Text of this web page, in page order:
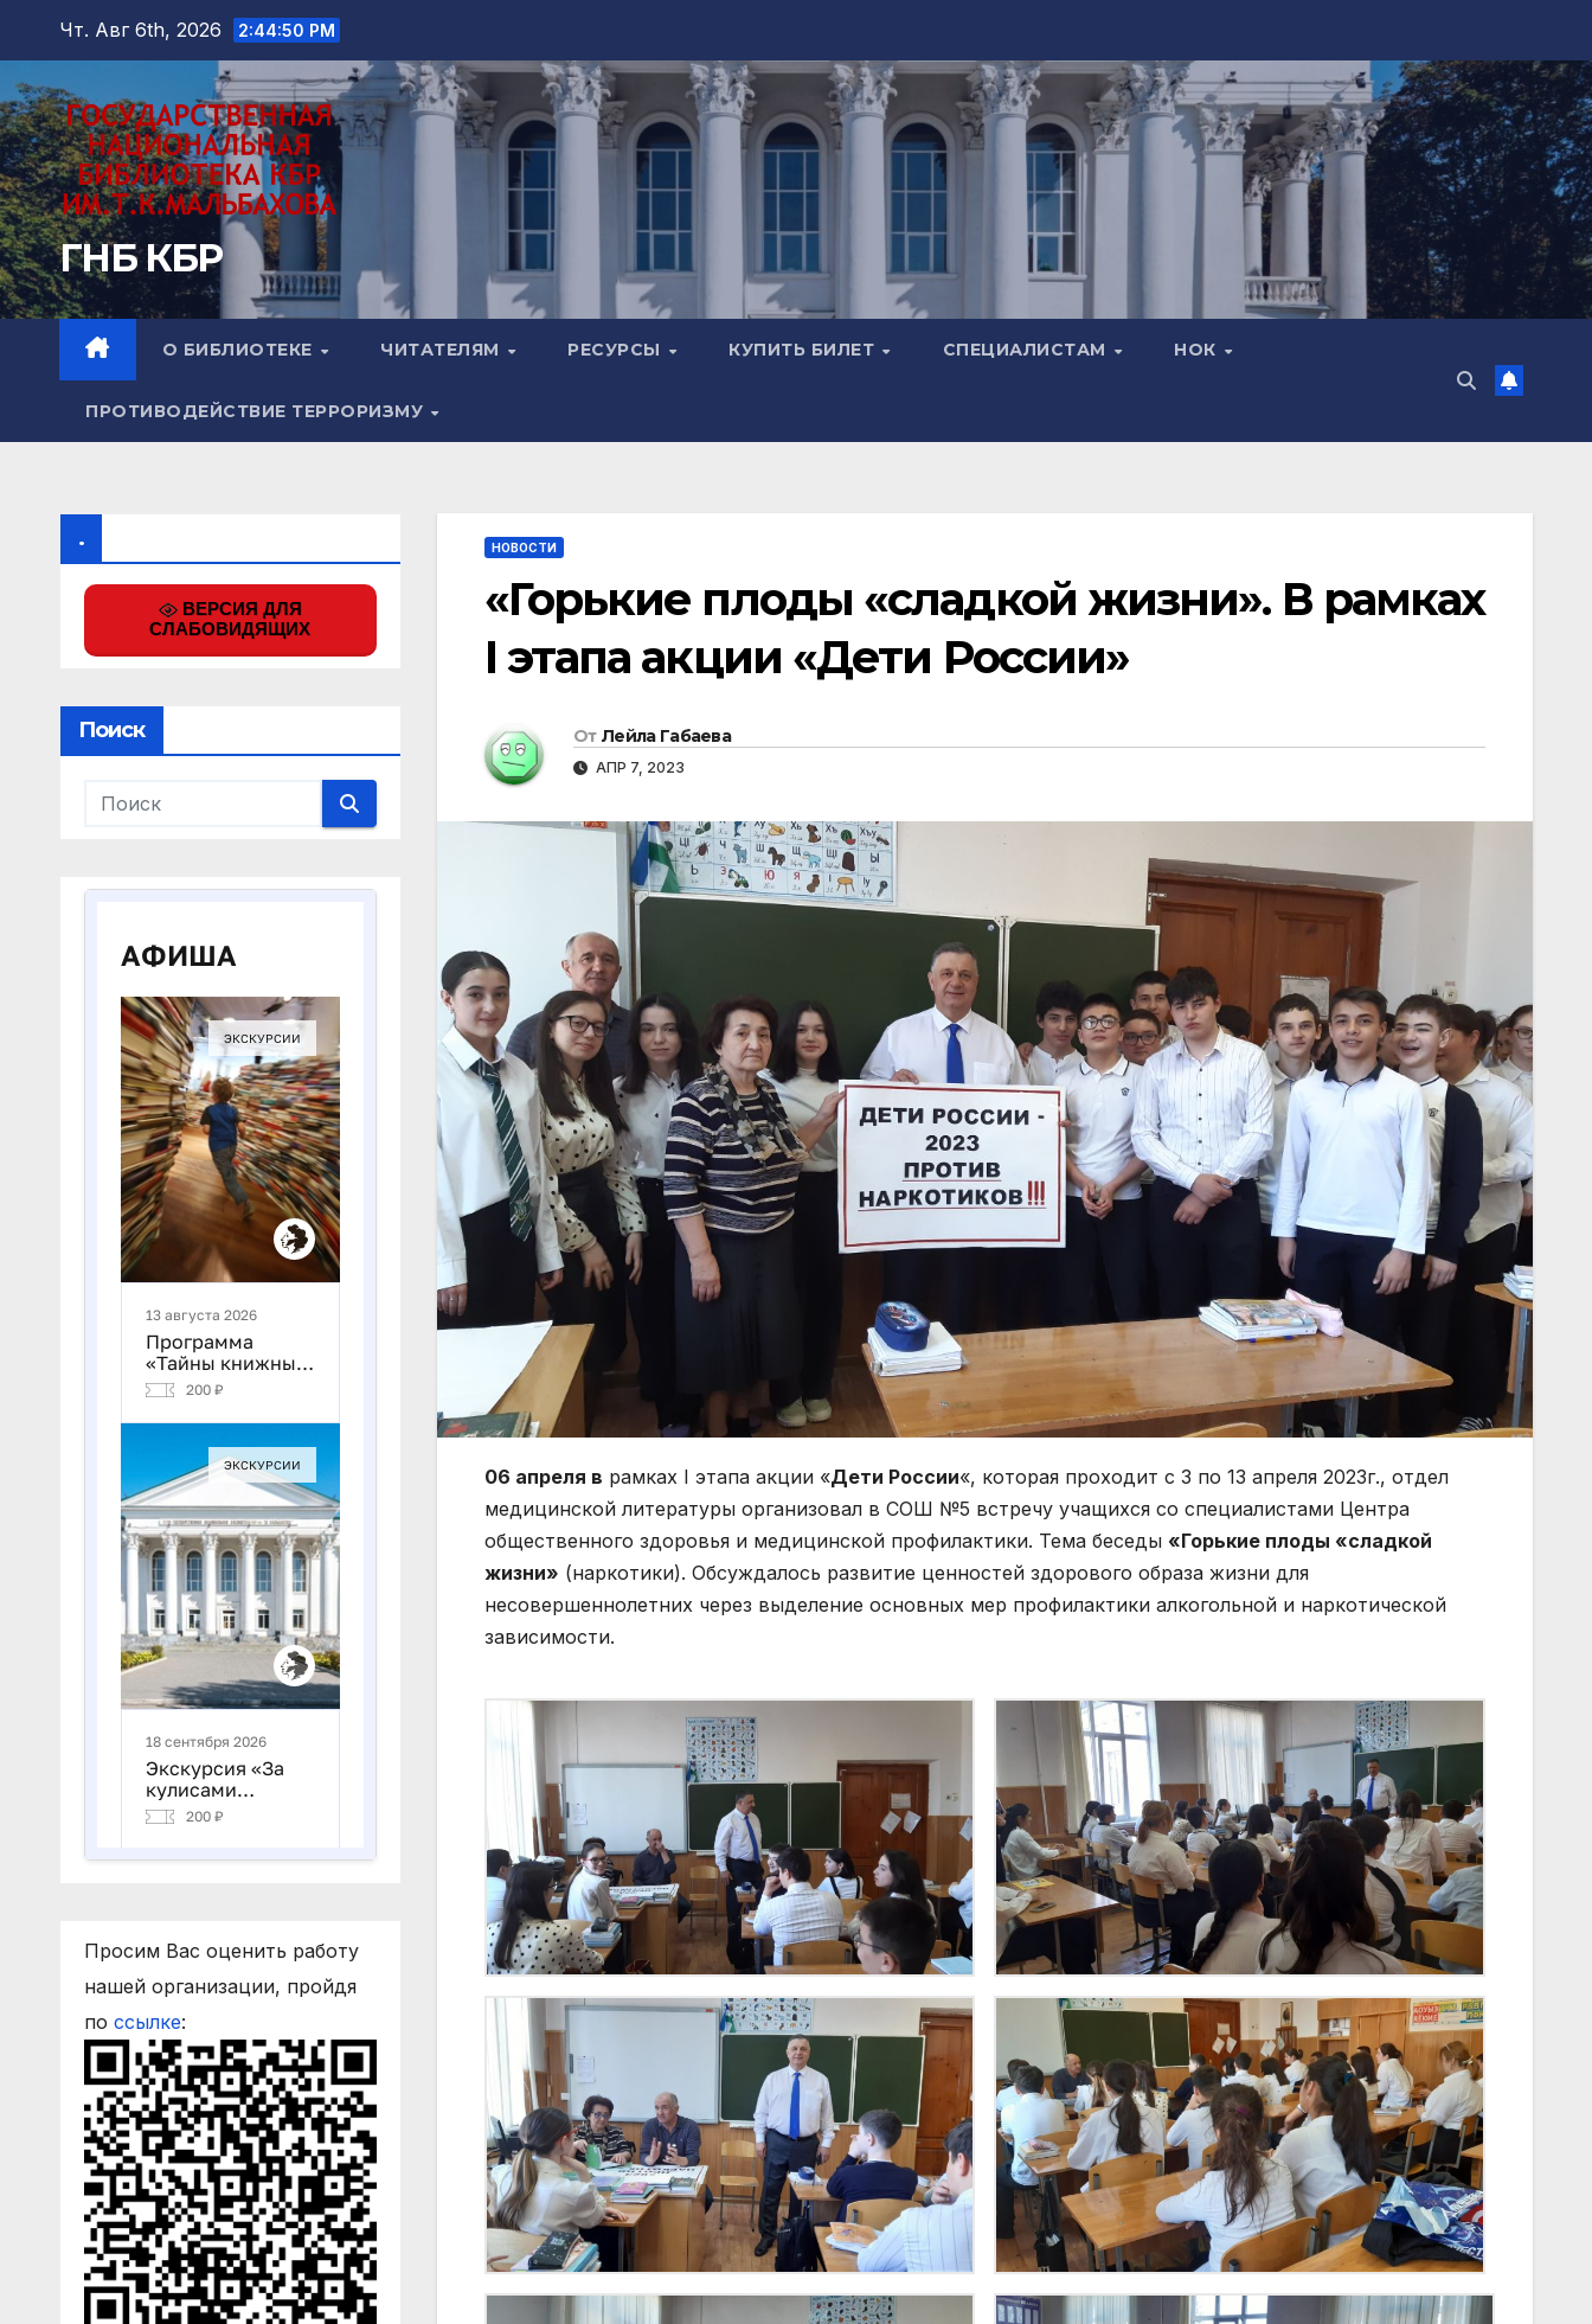
Перейти
содержимому
Чт. Авг 6th, 2026 2:44:52 PM
ГНБ КБР
О БИБЛИОТЕКЕ ЧИТАТЕЛЯМ РЕСУРСЫ КУПИТЬ БИЛЕТ СПЕЦИАЛИСТАМ НОК
ПРОТИВОДЕЙСТВИЕ ТЕРРОРИЗМУ
.
ВЕРСИЯ ДЛЯ
СЛАБОВИДЯЩИХ
Поиск
Просим Вас оценить работу
нашей организации, пройдя
по ссылке:
НОВОСТИ
«Горькие плоды «сладкой жизни». В рамках
I этапа акции «Дети России»
От Лейла Габаева
АПР 7, 2023
06 апреля в рамках I этапа акции «Дети России«, которая проходит с 3 по 13 апреля 2023г., отдел
медицинской литературы организовал в СОШ №5 встречу учащихся со специалистами Центра
общественного здоровья и медицинской профилактики. Тема беседы «Горькие плоды «сладкой
жизни» (наркотики). Обсуждалось развитие ценностей здорового образа жизни для
несовершеннолетних через выделение основных мер профилактики алкогольной и наркотической
зависимости.